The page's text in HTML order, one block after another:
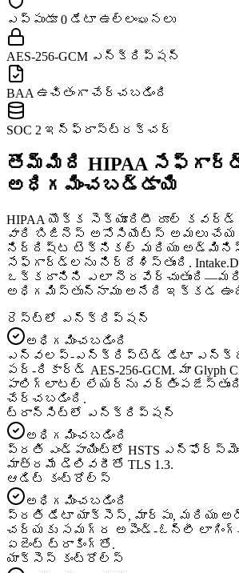
ఎప్పుడూ 0 డేటా ఉల్లంఘనలు
AES-256-GCM ఎన్క్రిప్షన్
BAA ఉచితంగా చేర్చబడింది
SOC 2 ఇన్‌ఫ్రాస్ట్రక్చర్
తొమ్మిది HIPAA
అధిగమించబడ్డాయి
HIPAA యొక్క సెక్యూరిటీ రూల్ కవర్డ్
వారి బిజినెస్ అసోసియేట్స్ అమలు
నిర్దిష్ట టెక్నికల్ మరియు
సేఫ్‌గార్డ్‌లను నిర్దేశిస్తుంది.
ఒక్కదానిని ఎలా
అధిగమిస్తున్నాము అనేది ఇక్కడ
రెస్ట్‌లో ఎన్క్రిప్షన్
అధిగమించబడింది
ఎన్వలప్-ఎన్క్రిప్టెడ్ డేటా
పర్-రికార్డ్ AES-256-GCM. మా Glyph
పాలిగ్లాటల్ లేయర్‌ను
చేర్చబడింది.
ట్రాన్సిట్‌లో ఎన్క్రిప్షన్
అధిగమించబడింది
ప్రతి ఎండ్‌పాయింట్‌లో HSTS
మాత్రమే డెలివరీతో TLS 1.3.
ఆడిట్ కంట్రోల్స్
అధిగమించబడింది
ప్రతి డేటా యాక్సెస్, మార్పు, మరియు
చర్యకు సమగ్ర అపెండ్-ఓన్లీ
ఏజెంట్ ట్రాకింగ్‌తో.
యాక్సెస్ కంట్రోల్స్